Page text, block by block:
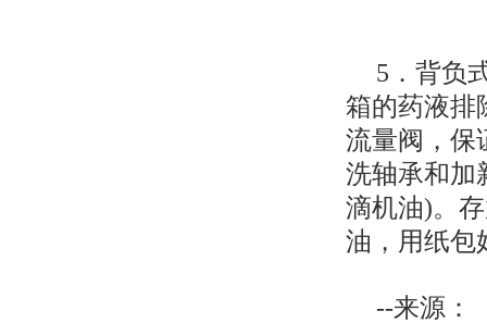
5．背负
箱的药液排
流量阀，保
洗轴承和加
滴机油)。
油，用纸包
--来源：